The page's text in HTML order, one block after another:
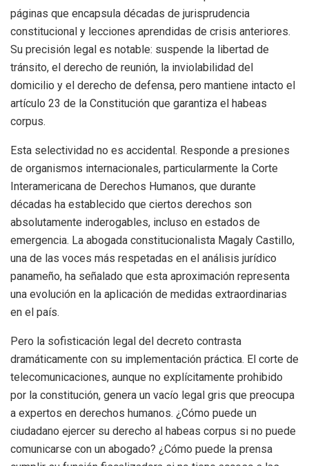
páginas que encapsula décadas de jurisprudencia
constitucional y lecciones aprendidas de crisis anteriores.
Su precisión legal es notable: suspende la libertad de
tránsito, el derecho de reunión, la inviolabilidad del
domicilio y el derecho de defensa, pero mantiene intacto el
artículo 23 de la Constitución que garantiza el habeas
corpus.
Esta selectividad no es accidental. Responde a presiones
de organismos internacionales, particularmente la Corte
Interamericana de Derechos Humanos, que durante
décadas ha establecido que ciertos derechos son
absolutamente inderogables, incluso en estados de
emergencia. La abogada constitucionalista Magaly Castillo,
una de las voces más respetadas en el análisis jurídico
panameño, ha señalado que esta aproximación representa
una evolución en la aplicación de medidas extraordinarias
en el país.
Pero la sofisticación legal del decreto contrasta
dramáticamente con su implementación práctica. El corte de
telecomunicaciones, aunque no explícitamente prohibido
por la constitución, genera un vacío legal gris que preocupa
a expertos en derechos humanos. ¿Cómo puede un
ciudadano ejercer su derecho al habeas corpus si no puede
comunicarse con un abogado? ¿Cómo puede la prensa